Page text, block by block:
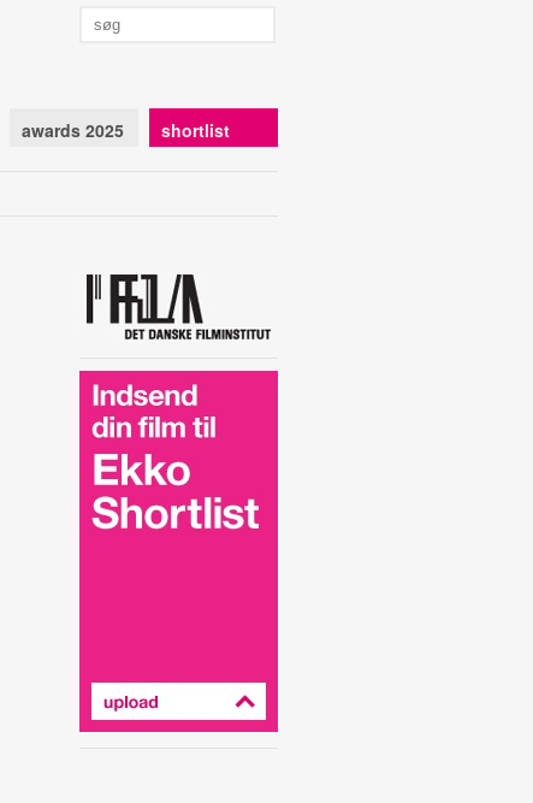
awards 2025 shortlist